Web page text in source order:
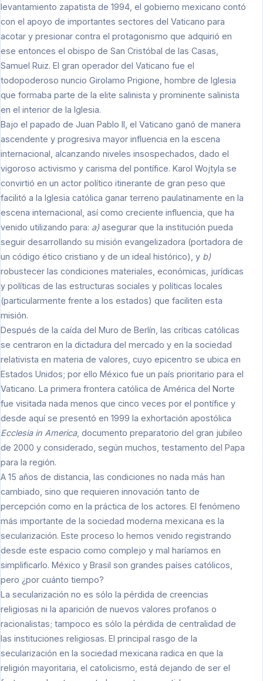
levantamiento zapatista de 1994, el gobierno mexicano contó
con el apoyo de importantes sectores del Vaticano para
acotar y presionar contra el protagonismo que adquirió en
ese entonces el obispo de San Cristóbal de las Casas,
Samuel Ruiz. El gran operador del Vaticano fue el
todopoderoso nuncio Girolamo Prigione, hombre de Iglesia
que formaba parte de la elite salinista y prominente salinista
en el interior de la Iglesia.
Bajo el papado de Juan Pablo II, el Vaticano ganó de manera
ascendente y progresiva mayor influencia en la escena
internacional, alcanzando niveles insospechados, dado el
vigoroso activismo y carisma del pontífice. Karol Wojtyla se
convirtió en un actor político itinerante de gran peso que
facilitó a la Iglesia católica ganar terreno paulatinamente en la
escena internacional, así como creciente influencia, que ha
venido utilizando para: a) asegurar que la institución pueda
seguir desarrollando su misión evangelizadora (portadora de
un código ético cristiano y de un ideal histórico), y b)
robustecer las condiciones materiales, económicas, jurídicas
y políticas de las estructuras sociales y políticas locales
(particularmente frente a los estados) que faciliten esta
misión.
Después de la caída del Muro de Berlín, las críticas católicas
se centraron en la dictadura del mercado y en la sociedad
relativista en materia de valores, cuyo epicentro se ubica en
Estados Unidos; por ello México fue un país prioritario para el
Vaticano. La primera frontera católica de América del Norte
fue visitada nada menos que cinco veces por el pontífice y
desde aquí se presentó en 1999 la exhortación apostólica
Ecclesia in America, documento preparatorio del gran jubileo
de 2000 y considerado, según muchos, testamento del Papa
para la región.
A 15 años de distancia, las condiciones no nada más han
cambiado, sino que requieren innovación tanto de
percepción como en la práctica de los actores. El fenómeno
más importante de la sociedad moderna mexicana es la
secularización. Este proceso lo hemos venido registrando
desde este espacio como complejo y mal haríamos en
simplificarlo. México y Brasil son grandes países católicos,
pero ¿por cuánto tiempo?
La secularización no es sólo la pérdida de creencias
religiosas ni la aparición de nuevos valores profanos o
racionalistas; tampoco es sólo la pérdida de centralidad de
las instituciones religiosas. El principal rasgo de la
secularización en la sociedad mexicana radica en que la
religión mayoritaria, el catolicismo, está dejando de ser el